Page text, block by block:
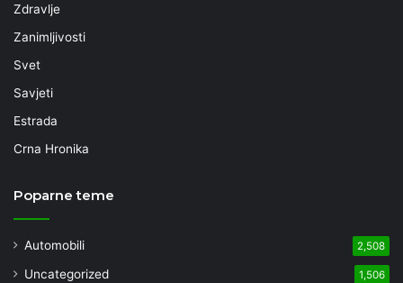
Zdravlje
Zanimljivosti
Svet
Savjeti
Estrada
Crna Hronika
Poparne teme
Automobili 2,508
Uncategorized 1,506